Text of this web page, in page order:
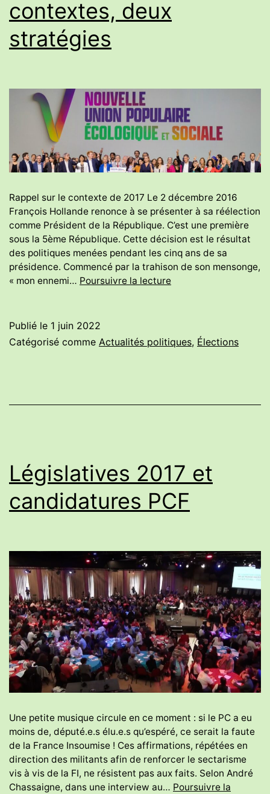
contextes, deux
stratégies
Rappel sur le contexte de 2017 Le 2 décembre 2016
François Hollande renonce à se présenter à sa réélection
comme Président de la République. C’est une première
sous la 5ème République. Cette décision est le résultat
des politiques menées pendant les cinq ans de sa
présidence. Commencé par la trahison de son mensonge,
« mon ennemi… Poursuivre la lecture2017-
contextes,
deux
Publié le 1 juin 2022
Catégorisé comme Actualités politiques, Élections
Législatives 2017 et
candidatures PCF
Une petite musique circule en ce moment : si le PC a eu
moins de, député.e.s élu.e.s qu’espéré, ce serait la faute
de la France Insoumise ! Ces affirmations, répétées en
direction des militants afin de renforcer le sectarisme
vis à vis de la FI, ne résistent pas aux faits. Selon André
Chassaigne, dans une interview au… Poursuivre la